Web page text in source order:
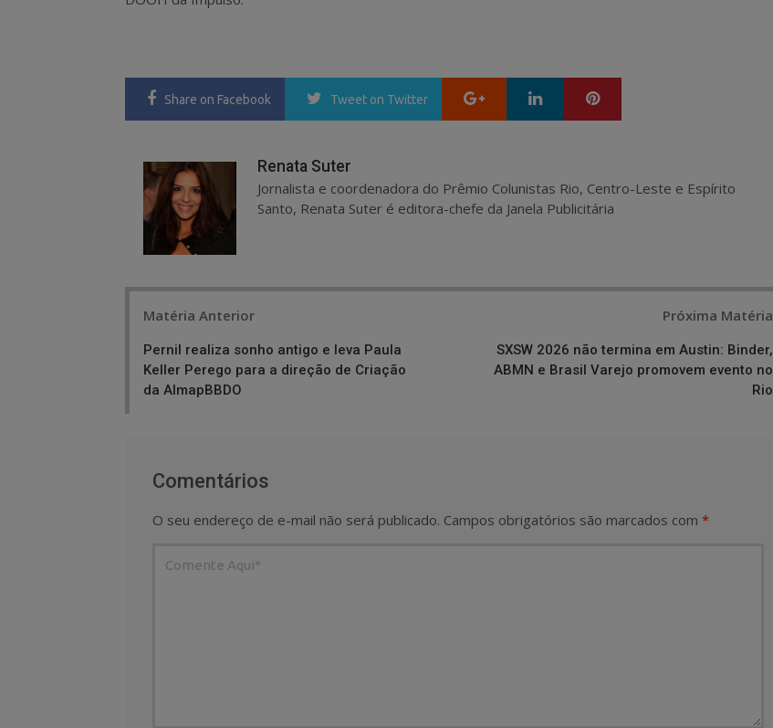
Share on Facebook Tweet on Twitter Google+ LinkedIn
Renata Suter
Jornalista e coordenadora do Prêmio Colunistas Rio, Centro-Leste e Espírito
Santo, Renata Suter é editora-chefe da Janela Publicitária
Matéria Anterior
Pernil realiza sonho antigo e leva Paula
Keller Perego para a direção de Criação
da AlmapBBDO
Próxima Matéria
SXSW 2026 não termina em Austin: Binder,
ABMN e Brasil Varejo promovem evento no
Rio
Comentários
O seu endereço de e-mail não será publicado. Campos obrigatórios são marcados com *